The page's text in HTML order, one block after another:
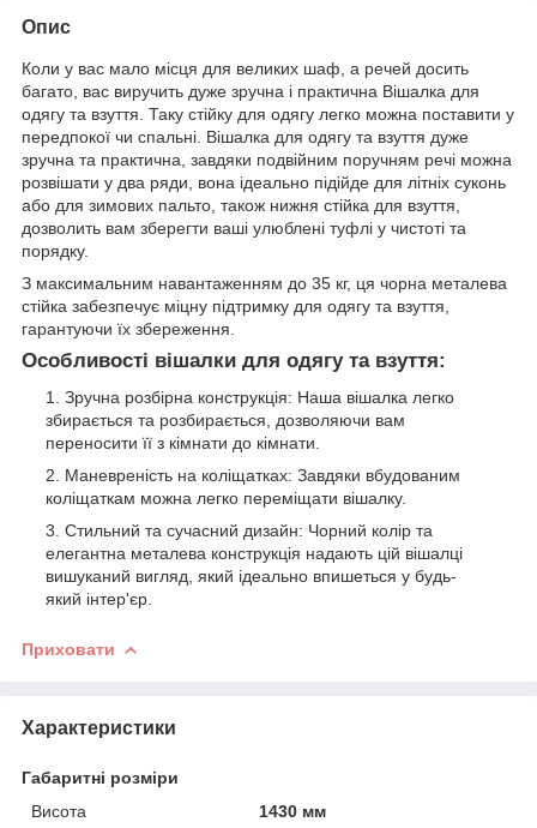
Опис
Коли у вас мало місця для великих шаф, а речей досить
багато, вас виручить дуже зручна і практична Вішалка для
одягу та взуття. Таку стійку для одягу легко можна поставити у
передпокої чи спальні. Вішалка для одягу та взуття дуже
зручна та практична, завдяки подвійним поручням речі можна
розвішати у два ряди, вона ідеально підійде для літніх суконь
або для зимових пальто, також нижня стійка для взуття,
дозволить вам зберегти ваші улюблені туфлі у чистоті та
порядку.
З максимальним навантаженням до 35 кг, ця чорна металева
стійка забезпечує міцну підтримку для одягу та взуття,
гарантуючи їх збереження.
Особливості вішалки для одягу та взуття:
Зручна розбірна конструкція: Наша вішалка легко
збирається та розбирається, дозволяючи вам
переносити її з кімнати до кімнати.
Маневреність на коліщатках: Завдяки вбудованим
коліщаткам можна легко переміщати вішалку.
Стильний та сучасний дизайн: Чорний колір та
елегантна металева конструкція надають цій вішалці
вишуканий вигляд, який ідеально впишеться у будь-
який інтер'єр.
Приховати
Характеристики
Габаритні розміри
Висота
1430 мм